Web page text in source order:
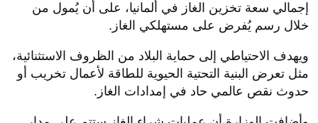
إجمالي سعة تخزين الغاز في ألمانيا، على أن يُمول من
خلال رسم يُفرض على مستهلكي الغاز.
ويهدف الاحتياطي إلى حماية البلاد من الظروف الاستثنائية،
مثل تعرض البنية التحتية الحيوية للطاقة لأعمال تخريب أو
حدوث نقص عالمي حاد في إمدادات الغاز.